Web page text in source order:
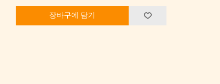
장바구에 담기